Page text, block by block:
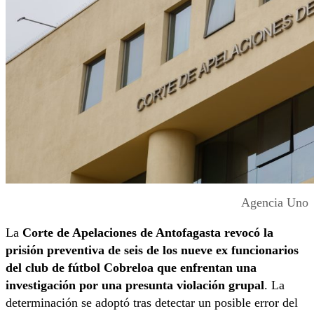
Agencia Uno
La Corte de Apelaciones de Antofagasta revocó la
prisión preventiva de seis de los nueve ex funcionarios
del club de fútbol Cobreloa que enfrentan una
investigación por una presunta violación grupal. La
determinación se adoptó tras detectar un posible error del